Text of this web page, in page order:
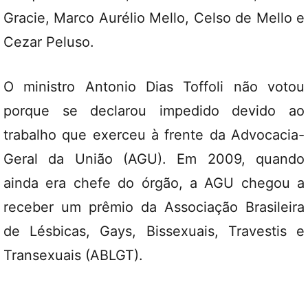
Gracie, Marco Aurélio Mello, Celso de Mello e
Cezar Peluso.
O ministro Antonio Dias Toffoli não votou
porque se declarou impedido devido ao
trabalho que exerceu à frente da Advocacia-
Geral da União (AGU). Em 2009, quando
ainda era chefe do órgão, a AGU chegou a
receber um prêmio da Associação Brasileira
de Lésbicas, Gays, Bissexuais, Travestis e
Transexuais (ABLGT).